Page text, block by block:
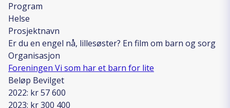
Program
Helse
Prosjektnavn
Er du en engel nå, lillesøster? En film om barn og sorg
Organisasjon
Foreningen Vi som har et barn for lite
Beløp Bevilget
2022: kr 57 600
2023: kr 300 400